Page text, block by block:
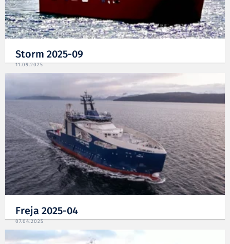
Storm 2025-09
11.09.2025
Freja 2025-04
07.04.2025